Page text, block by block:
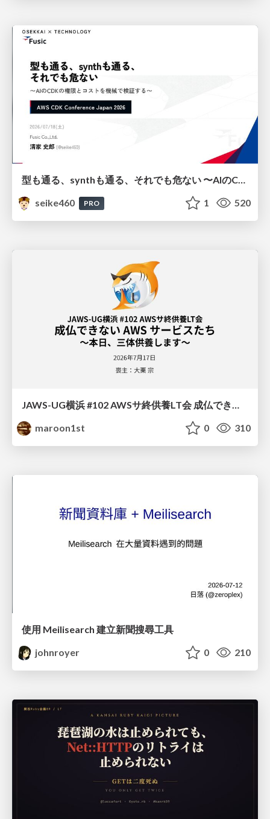
型も通る、synthも通る、それでも危ない 〜AIのCDKの権限とコストを機械で検証する〜 / It Passes Type Checks, It Passes Synth Checks, but It’s Still Risky — Automatically Verifying Permissions and Costs in AI’s CDK —
seike460
PRO 1 520
maroon1st
0 310
使用 Meilisearch 建立新聞搜尋工具
johnroyer
0 210